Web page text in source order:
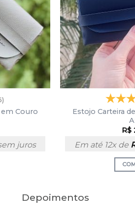
em Couro
juros
Estojo Carteira
R$
Em até 12x de
Depoimentos